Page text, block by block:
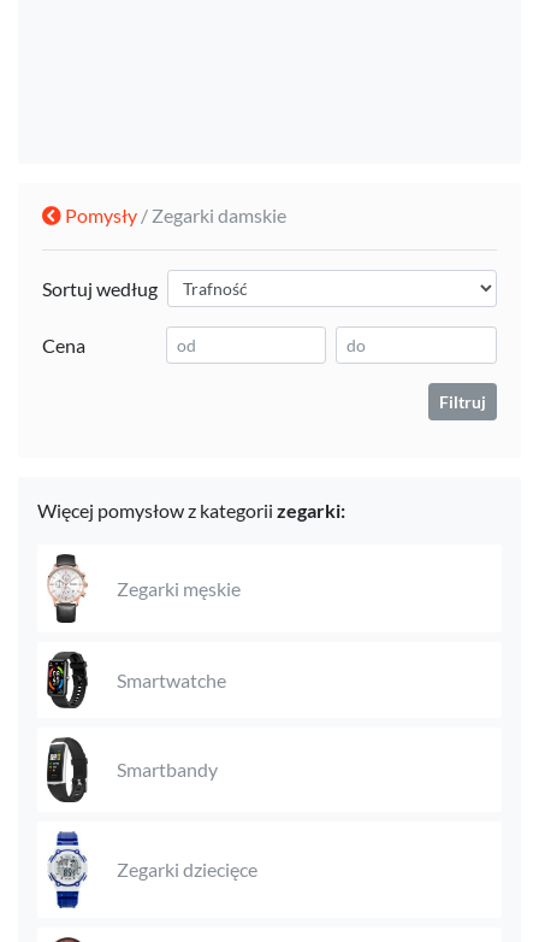
Pomysły / Zegarki damskie
Sortuj według
Cena
Filtruj
Więcej pomysłow z kategorii zegarki:
Zegarki męskie
Smartwatche
Smartbandy
Zegarki dziecięce